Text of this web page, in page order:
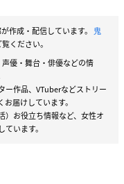
作成・配信しています。 鬼
ください。
優・舞台・俳優などの情
ー作品、VTuberなどストリー
届けしています。
）お役立ち情報など、女性オ
います。